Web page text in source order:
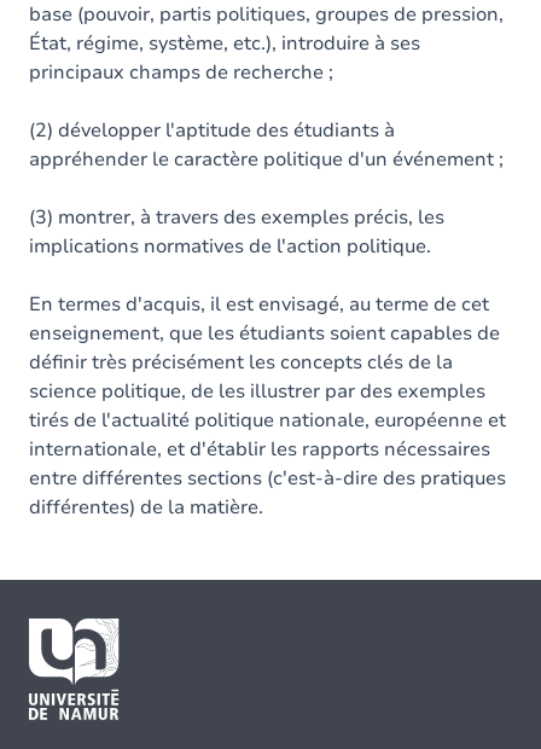
base (pouvoir, partis politiques, groupes de pression,
État, régime, système, etc.), introduire à ses
principaux champs de recherche ;
(2) développer l'aptitude des étudiants à
appréhender le caractère politique d'un événement ;
(3) montrer, à travers des exemples précis, les
implications normatives de l'action politique.
En termes d'acquis, il est envisagé, au terme de cet
enseignement, que les étudiants soient capables de
définir très précisément les concepts clés de la
science politique, de les illustrer par des exemples
tirés de l'actualité politique nationale, européenne et
internationale, et d'établir les rapports nécessaires
entre différentes sections (c'est-à-dire des pratiques
différentes) de la matière.